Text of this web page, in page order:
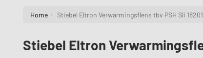
Home Stiebel Eltron Verwarmingsflens tbv PSH Sli
Stiebel Eltron